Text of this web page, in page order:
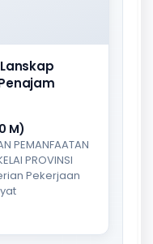
M)
PEMANFAATAN
PROVINSI
Pekerjaan